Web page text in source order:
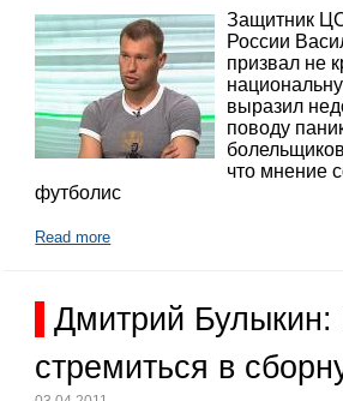
Защитник
России
призвал не
выразил
поводу
что мнение
футболис
Read more
Дмитрий Булыкин:
стремиться в